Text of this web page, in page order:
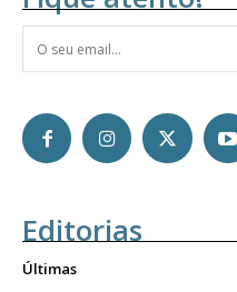
Editorias
Últimas